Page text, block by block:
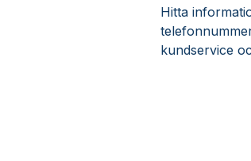
Hitta
kundservice